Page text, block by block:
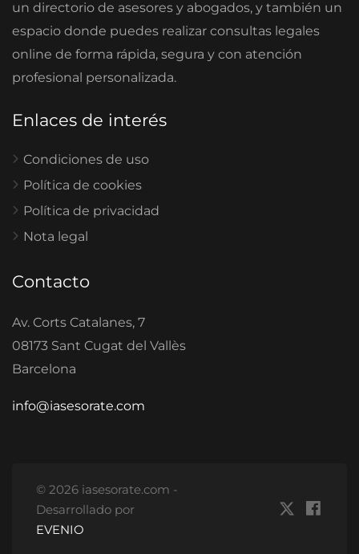
un directorio de asesores y abogados, y también un
espacio donde puedes realizar consultas legales
online de forma rápida, segura y con atención
profesional personalizada.
Enlaces de interés
Condiciones de uso
Política de cookies
Política de privacidad
Nota legal
Contacto
Av. Corts Catalanes, 7
08173 Sant Cugat del Vallès
Barcelona
info@iasesorate.com
© 2026 iasesorate.com -
Desarrollado por
EVENIO